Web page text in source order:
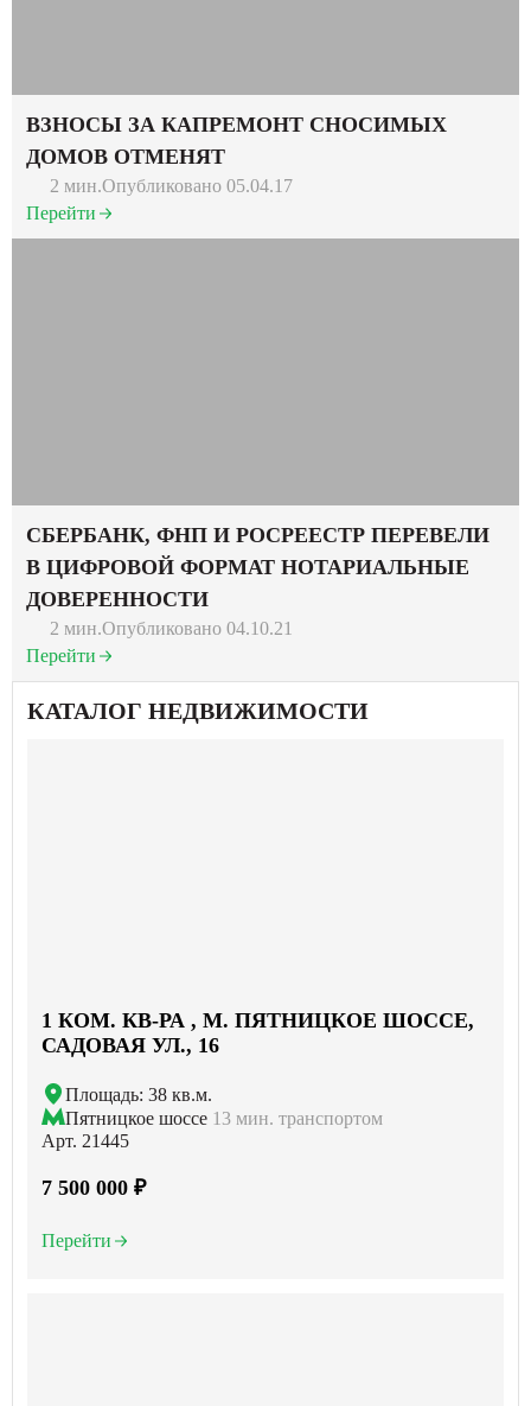
ВЗНОСЫ ЗА КАПРЕМОНТ СНОСИМЫХ
ДОМОВ ОТМЕНЯТ
2 мин.Опубликовано 05.04.17
Перейти
СБЕРБАНК, ФНП И РОСРЕЕСТР ПЕРЕВЕЛИ
В ЦИФРОВОЙ ФОРМАТ НОТАРИАЛЬНЫЕ
ДОВЕРЕННОСТИ
2 мин.Опубликовано 04.10.21
Перейти
КАТАЛОГ НЕДВИЖИМОСТИ
1 КОМ. КВ-РА , М. ПЯТНИЦКОЕ ШОССЕ,
САДОВАЯ УЛ., 16
Площадь: 38 кв.м.
Пятницкое шоссе 13 мин. транспортом
Арт. 21445
7 500 000 ₽
Перейти